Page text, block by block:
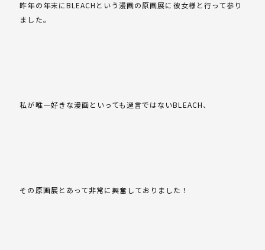
昨年の年末にBLEACHという漫画の原画展に彼女様と行って参り
ました。
私が唯一好きな漫画といっても過言ではないBLEACH、
その原画展とあって非常に興奮しておりました！